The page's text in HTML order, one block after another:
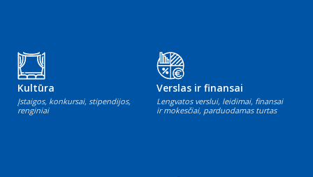
Kultūra
Įstaigos, konkursai, stipendijos,
renginiai
Verslas ir finansai
Lengvatos verslui, leidimai, finansai
ir mokesčiai, parduodamas turtas